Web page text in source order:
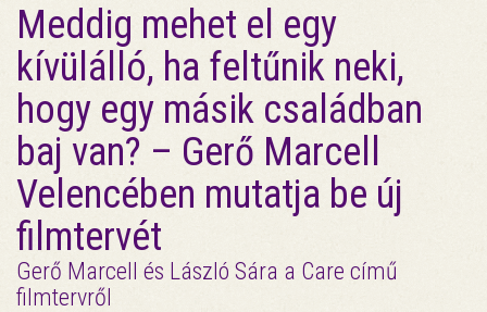
Meddig mehet el egy
kívülálló, ha feltűnik neki,
hogy egy másik családban
baj van? – Gerő Marcell
Velencében mutatja be új
filmtervét
Gerő Marcell és László Sára a Care című
filmtervről